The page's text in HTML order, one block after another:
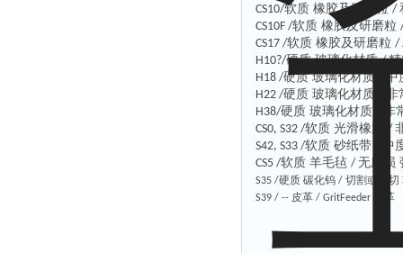
CS10/软质 橡胶及研磨粒/
CS10F /软质 橡胶及研磨粒
CS17 /软质 橡胶及研磨粒 /
H10?/硬质 玻璃化材质/
H18 /硬质 玻璃化材质
H22 /硬质 玻璃化材质
H38/硬质 玻璃化材质
CS0, S32 /软质 光滑橡胶 /
S42, S33 /软质 砂纸带
中
CS5 /软质 羊毛毡 / 无磨损
S35 /硬质 碳化钨 / 切割或削切
S39 / -- 皮革 / GritFeeder 皮革